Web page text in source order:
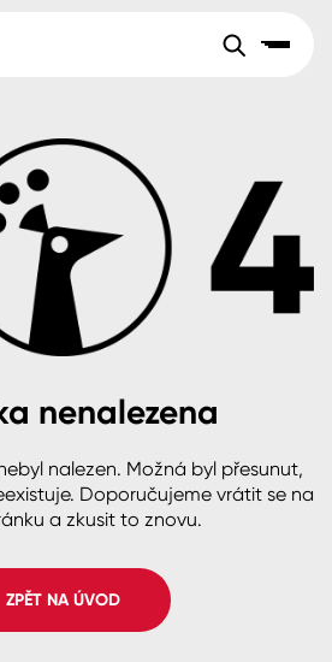
Sortiment
+420 800 145 555Po – Pá: 8:00–15:00
Polsko Worldwide
minerální podklady
keramika
nenalezena
nalezen. Možná byl přesunut,
Doporučujeme vrátit se na
a zkusit to znovu.
ZPĚT NA ÚVOD